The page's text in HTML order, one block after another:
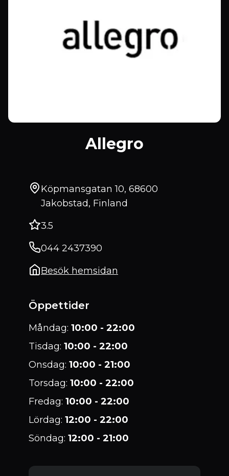
Allegro
Köpmansgatan 10, 68600
Jakobstad, Finland
3.5
044 2437390
Besök hemsidan
Öppettider
Måndag: 10:00 - 22:00
Tisdag: 10:00 - 22:00
Onsdag: 10:00 - 21:00
Torsdag: 10:00 - 22:00
Fredag: 10:00 - 22:00
Lördag: 12:00 - 22:00
Söndag: 12:00 - 21:00